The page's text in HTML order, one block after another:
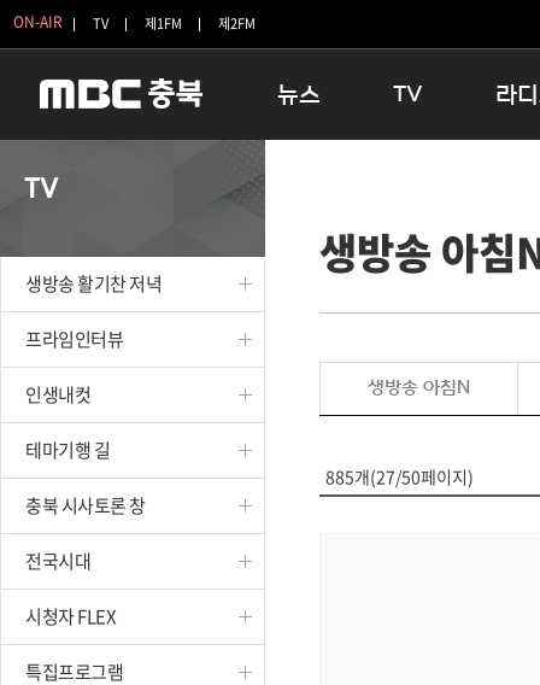
ON-AIR TV 제1FM 제2FM
뉴스
보은
옥천
TV
인생내컷
테마기행 길
시청자 FLEX
특집프로그램
라
16:00
우리 고
TV
생방송 활기찬 저녁
프라임인터뷰
인생내컷
테마기행 길
충북 시사토론 창
전국시대
시청자 FLEX
특집프로그램
생방송 아침
생방송 아침N
885개(27/50페이지)